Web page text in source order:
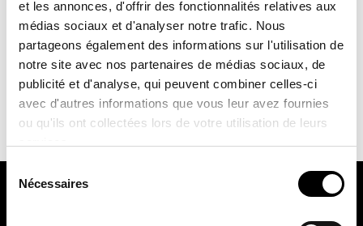
et les annonces, d'offrir des fonctionnalités relatives aux
médias sociaux et d'analyser notre trafic. Nous
partageons également des informations sur l'utilisation de
notre site avec nos partenaires de médias sociaux, de
publicité et d'analyse, qui peuvent combiner celles-ci
avec d'autres informations que vous leur avez fournies
ou qu'ils ont collectées lors de votre utilisation de leurs
Nécessaires
formation sur l’éclairage Le lundi 13 mai, notre responsable du
département promotion technique, Javier Navarro,
dispensera une formation sur «L’éclairage pour les projets de
décoration d’intérieur» lors de la troisième édition du Colegio
de Diseñadores de Interior Comunidad Valenciana (Collège
des décorateurs d’intérieur de la Communauté valencienne).